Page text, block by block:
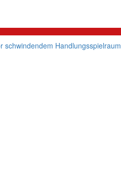
schwindendem Handlungsspielraum